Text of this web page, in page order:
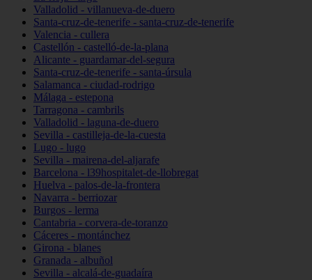
Valladolid - villanueva-de-duero
Santa-cruz-de-tenerife - santa-cruz-de-tenerife
Valencia - cullera
Castellón - castelló-de-la-plana
Alicante - guardamar-del-segura
Santa-cruz-de-tenerife - santa-úrsula
Salamanca - ciudad-rodrigo
Málaga - estepona
Tarragona - cambrils
Valladolid - laguna-de-duero
Sevilla - castilleja-de-la-cuesta
Lugo - lugo
Sevilla - mairena-del-aljarafe
Barcelona - l39hospitalet-de-llobregat
Huelva - palos-de-la-frontera
Navarra - berriozar
Burgos - lerma
Cantabria - corvera-de-toranzo
Cáceres - montánchez
Girona - blanes
Granada - albuñol
Sevilla - alcalá-de-guadaíra